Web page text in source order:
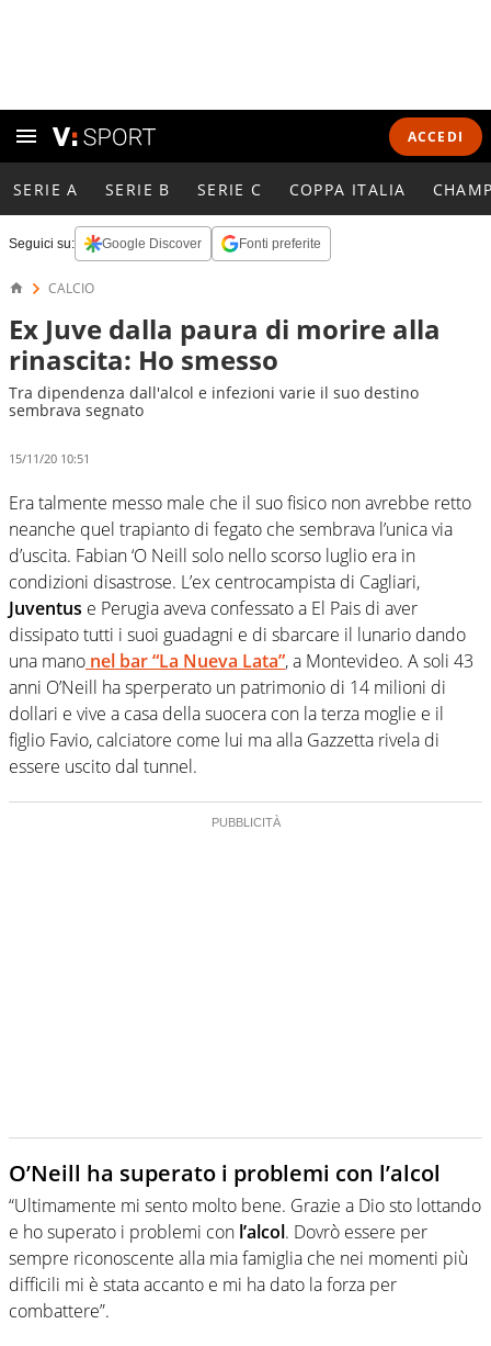
ACCEDI
SERIE A SERIE B SERIE C COPPA ITALIA
Seguici su: Google Discover Fonti preferite
CALCIO
Ex Juve dalla paura di morire alla
rinascita: Ho smesso
Tra dipendenza dall'alcol e infezioni varie il suo destino
sembrava segnato
15/11/20 10:51
Era talmente messo male che il suo fisico non avrebbe retto
neanche quel trapianto di fegato che sembrava l’unica via
d’uscita. Fabian ‘O Neill solo nello scorso luglio era in
condizioni disastrose. L’ex centrocampista di Cagliari,
Juventus e Perugia aveva confessato a El Pais di aver
dissipato tutti i suoi guadagni e di sbarcare il lunario dando
una mano nel bar “La Nueva Lata”, a Montevideo. A soli 43
anni O’Neill ha sperperato un patrimonio di 14 milioni di
dollari e vive a casa della suocera con la terza moglie e il
figlio Favio, calciatore come lui ma alla Gazzetta rivela di
essere uscito dal tunnel.
O’Neill ha superato i problemi con l’alcol
“Ultimamente mi sento molto bene. Grazie a Dio sto lottando
e ho superato i problemi con l’alcol. Dovrò essere per
sempre riconoscente alla mia famiglia che nei momenti più
difficili mi è stata accanto e mi ha dato la forza per
combattere”.